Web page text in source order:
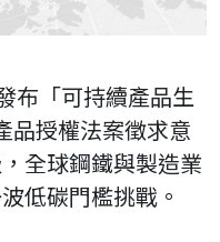
布「可持續產品生
品授權法案徵求意
全球鋼鐵與製造業
低碳門檻挑戰。